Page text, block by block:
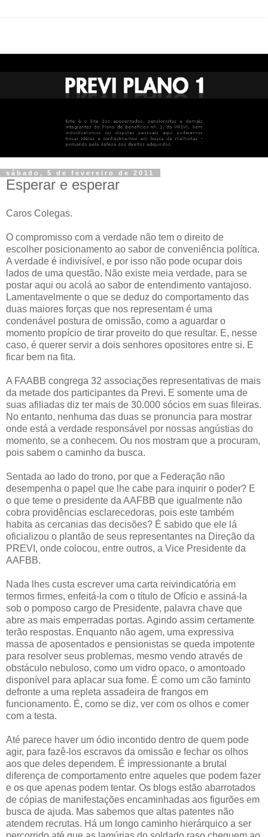
sábado, 5 de fevereiro de 2011
Esperar e esperar
Caros Colegas.
O compromisso com a verdade não tem o direito de
escolher posicionamento ao sabor de conveniência política.
A verdade é indivisível, e por isso não pode ocupar dois
lados de uma questão. Não existe meia verdade, para se
postar aqui ou acolá ao sabor de entendimento vantajoso.
Lamentavelmente o que se deduz do comportamento das
duas maiores forças que nos representam é uma
condenável postura de omissão, como a aguardar o
momento propício de tirar proveito do que resultar. E, nesse
caso, é querer servir a dois senhores opositores entre si. E
ficar bem na fita.
A FAABB congrega 32 associações representativas de mais
da metade dos participantes da Previ. E somente uma de
suas afiliadas diz ter mais de 30.000 sócios em suas fileiras.
No entanto, nenhuma das duas se pronuncia para mostrar
onde está a verdade responsável por nossas angústias do
momento, se a conhecem. Ou nos mostram que a procuram,
pois sabem o caminho da busca.
Sentada ao lado do trono, por que a Federação não
desempenha o papel que lhe cabe para inquirir o poder? E
o que teme o presidente da AAFBB que igualmente não
cobra providências esclarecedoras, pois este também
habita as cercanias das decisões? É sabido que ele lá
oficializou o plantão de seus representantes na Direção da
PREVI, onde colocou, entre outros, a Vice Presidente da
AAFBB.
Nada lhes custa escrever uma carta reivindicatória em
termos firmes, enfeitá-la com o título de Ofício e assiná-la
sob o pomposo cargo de Presidente, palavra chave que
abre as mais emperradas portas. Agindo assim certamente
terão respostas. Enquanto não agem, uma expressiva
massa de aposentados e pensionistas se queda impotente
para resolver seus problemas, mesmo vendo através de
obstáculo nebuloso, como um vidro opaco, o amontoado
disponível para aplacar sua fome. É como um cão faminto
defronte a uma repleta assadeira de frangos em
funcionamento. É, como se diz, ver com os olhos e comer
com a testa.
Até parece haver um ódio incontido dentro de quem pode
agir, para fazê-los escravos da omissão e fechar os olhos
aos que deles dependem. É impressionante a brutal
diferença de comportamento entre aqueles que podem fazer
e os que apenas podem tentar. Os blogs estão abarrotados
de cópias de manifestações encaminhadas aos figurões em
busca de ajuda. Mas sabemos que altas patentes não
atendem recrutas. Há um longo caminho hierárquico a ser